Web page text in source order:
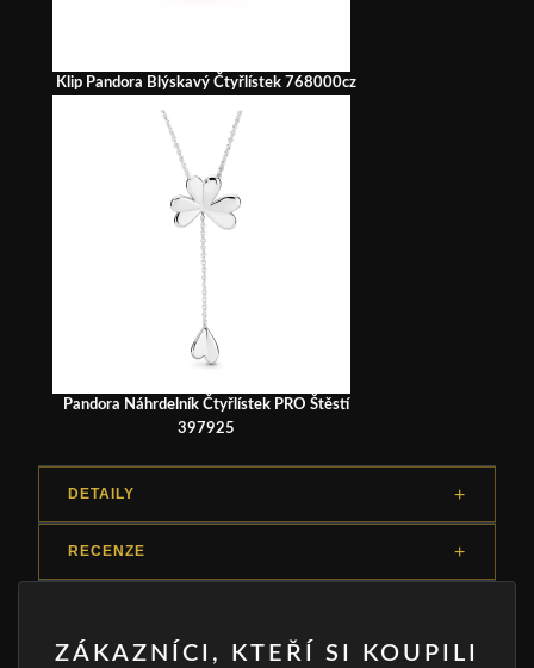
Klip Pandora Blýskavý Čtyřlístek 768000cz
Pandora Náhrdelník Čtyřlístek PRO Štěstí
397925
DETAILY
RECENZE
ZÁKAZNÍCI, KTEŘÍ SI KOUPILI